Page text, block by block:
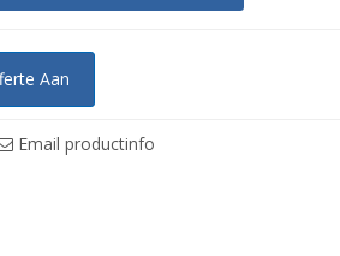
Aan
Email productinfo